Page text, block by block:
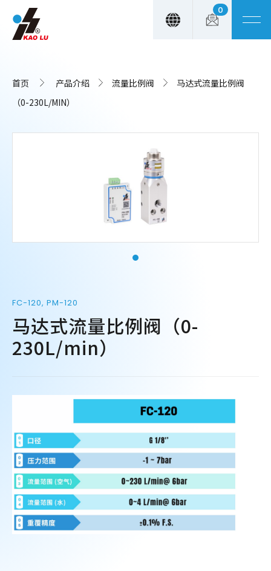
0
首页 产品介绍 流量比例阀
马达式流量比例阀
（0-230L/MIN）
FC-120, PM-120
马达式流量比例阀（0-
230L/min）
Cookie管理面板